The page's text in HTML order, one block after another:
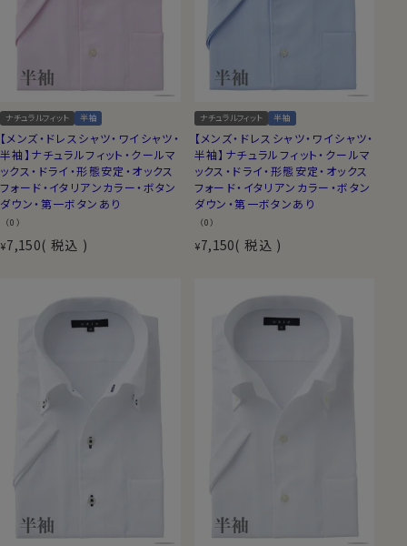
ナチュラルフィット 半袖
【メンズ・ドレスシャツ・ワイシャツ・
半袖】ナチュラルフィット・クールマ
ックス・ドライ・形態安定・オックス
フォード・イタリアンカラー・ボタン
ダウン・第一ボタンあり
（0）
¥7,150 税込
ナチュラルフィット 半袖
【メンズ・ドレスシャツ・ワイシャツ・
半袖】ナチュラルフィット・クールマ
ックス・ドライ・形態安定・オックス
フォード・イタリアンカラー・ボタン
ダウン・第一ボタンあり
（0）
¥7,150 税込